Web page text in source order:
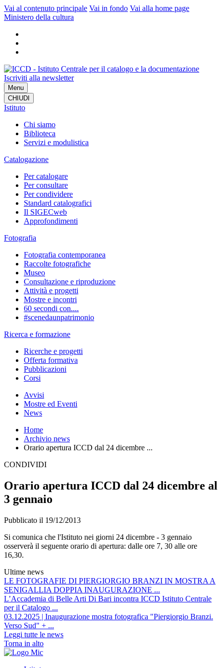
Vai al contenuto principale Vai in fondo Vai alla home page
Ministero della cultura
Iscriviti alla newsletter
Menu
CHIUDI
Istituto
Chi siamo
Biblioteca
Servizi e modulistica
Catalogazione
Per catalogare
Per consultare
Per condividere
Standard catalografici
Il SIGECweb
Approfondimenti
Fotografia
Fotografia contemporanea
Raccolte fotografiche
Museo
Consultazione e riproduzione
Attività e progetti
Mostre e incontri
60 secondi con....
#scenedaunpatrimonio
Ricerca e formazione
Ricerche e progetti
Offerta formativa
Pubblicazioni
Corsi
Avvisi
Mostre ed Eventi
News
Home
Archivio news
Orario apertura ICCD dal 24 dicembre ...
CONDIVIDI
Orario apertura ICCD dal 24 dicembre al
3 gennaio
Pubblicato il 19/12/2013
Si comunica che l'Istituto nei giorni 24 dicembre - 3 gennaio
osserverà il seguente orario di apertura: dalle ore 7, 30 alle ore
16,30.
Ultime news
LE FOTOGRAFIE DI PIERGIORGIO BRANZI IN MOSTRA A
SENIGALLIA DOPPIA INAUGURAZIONE ...
L’Accademia di Belle Arti Di Bari incontra ICCD Istituto Centrale
per il Catalogo ...
03.12.2025 | Inaugurazione mostra fotografica "Piergiorgio Branzi.
Verso Sud" + ...
Leggi tutte le news
Torna in alto